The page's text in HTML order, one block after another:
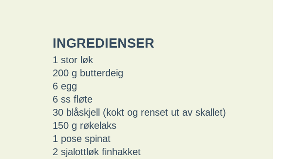
INGREDIENSER
1 stor løk
200 g butterdeig
6 egg
6 ss fløte
30 blåskjell (kokt og renset ut av skallet)
150 g røkelaks
1 pose spinat
2 sjalottløk finhakket